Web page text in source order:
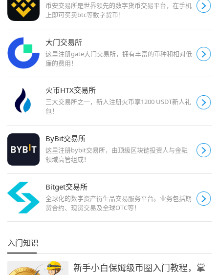
币安交易所是世界领先的数字货币交易平台，在手机
上即可买卖btc等数字货币！
大门交易所
这里注册gate大门交易所，拥有丰富的币种和相对低
廉的费用！
火币HTX交易所
三大交易所之一，新人注册火币享1200 USDT新人礼
包！
ByBit交易所
这里注册bybit交易所，由顶级区块链投资人与金融
领域高管组成！
Bitget交易所
全球化的数字资产衍生品交易服务平台。业务包括期
货合约、现货交易及全球OTC等！
入门知识
新手小白保姆级币圈入门教程，掌